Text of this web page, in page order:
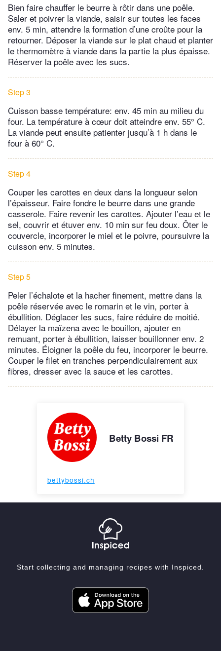
Bien faire chauffer le beurre à rôtir dans une poêle.
Saler et poivrer la viande, saisir sur toutes les faces
env. 5 min, attendre la formation d’une croûte pour la
retourner. Déposer la viande sur le plat chaud et planter
le thermomètre à viande dans la partie la plus épaisse.
Réserver la poêle avec les sucs.
Step 3
Cuisson basse température: env. 45 min au milieu du
four. La température à cœur doit atteindre env. 55° C.
La viande peut ensuite patienter jusqu’à 1 h dans le
four à 60° C.
Step 4
Couper les carottes en deux dans la longueur selon
l’épaisseur. Faire fondre le beurre dans une grande
casserole. Faire revenir les carottes. Ajouter l’eau et le
sel, couvrir et étuver env. 10 min sur feu doux. Ôter le
couvercle, incorporer le miel et le poivre, poursuivre la
cuisson env. 5 minutes.
Step 5
Peler l’échalote et la hacher finement, mettre dans la
poêle réservée avec le romarin et le vin, porter à
ébullition. Déglacer les sucs, faire réduire de moitié.
Délayer la maïzena avec le bouillon, ajouter en
remuant, porter à ébullition, laisser bouillonner env. 2
minutes. Éloigner la poêle du feu, incorporer le beurre.
Couper le filet en tranches perpendiculairement aux
fibres, dresser avec la sauce et les carottes.
Betty Bossi FR
bettybossi.ch
Start collecting and managing recipes with Inspiced.